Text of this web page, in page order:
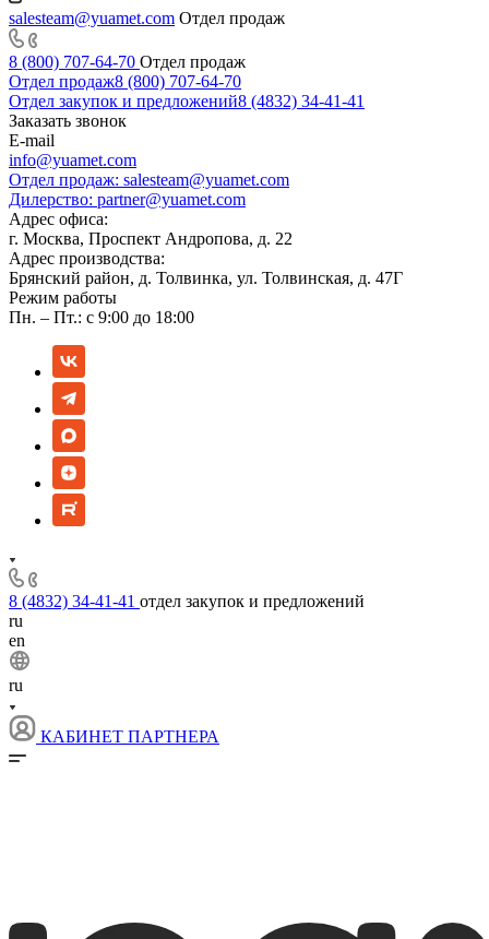
salesteam@yuamet.com Отдел продаж
8 (800) 707-64-70 Отдел продаж
Отдел продаж8 (800) 707-64-70
Отдел закупок и предложений8 (4832) 34-41-41
Заказать звонок
E-mail
info@yuamet.com
Отдел продаж: salesteam@yuamet.com
Дилерство: partner@yuamet.com
Адрес офиса:
г. Москва, Проспект Андропова, д. 22
Адрес производства:
Брянский район, д. Толвинка, ул. Толвинская, д. 47Г
Режим работы
Пн. – Пт.: с 9:00 до 18:00
8 (4832) 34-41-41 отдел закупок и предложений
ru
en
ru
КАБИНЕТ ПАРТНЕРА